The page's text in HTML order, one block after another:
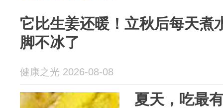
它比生姜还暖！立秋后每天煮
脚不冰了
健康之光 2026-08-08
夏天，吃最